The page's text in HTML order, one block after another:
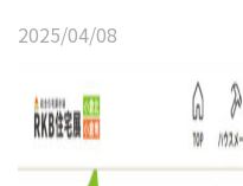
2025/04/08